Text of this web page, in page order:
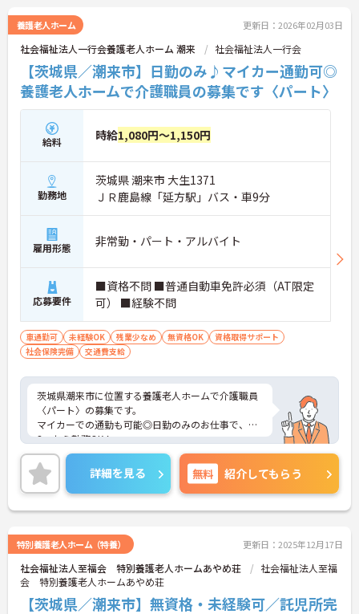
養護老人ホーム 更新日：2026年02月03日
社会福祉法人一行会養護老人ホーム 潮来 社会福祉法人一行会
【茨城県／潮来市】日勤のみ♪マイカー通勤可◎
養護老人ホームで介護職員の募集です〈パート〉
給料 時給1,080円～1,150円
勤務地
茨城県 潮来市 大生1371
ＪＲ鹿島線「延方駅」バス・車9分
雇用形態 非常勤・パート・アルバイト
応募要件
■資格不問 ■普通自動車免許必須（AT限定
可） ■経験不問
車通勤可 未経験OK 残業少なめ 無資格OK
資格取得サポート
社会保険完備
交通費支給
茨城県潮来市に位置する養護老人ホームで介護職員
〈パート〉の募集です。
マイカーでの通勤も可能◎日勤のみのお仕事で、週
3～から勤務OK！
介護業界のお仕事が初めての人でもチャレンジでき
る職場で、丁寧な研修とフォロー体制で、経験に関
わらず安心してスタートできます。また昇給がある
のは嬉しいポイントです◎
こちらの求人にご興味がございましたら面接のポイ
ます。
詳細を見る 無料 紹介してもらう
特別養護老人ホーム（特養） 更新日：2025年12月17日
社会福祉法人至福会 特別養護老人ホームあやめ荘
社会福祉法人至福
会 特別養護老人ホームあやめ荘
【茨城県／潮来市】無資格・未経験可／託児所完